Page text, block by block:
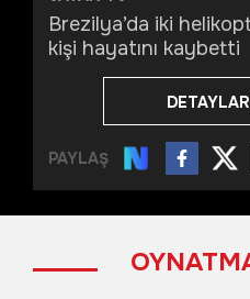
Brezilya’da iki
kişi hayatını kaybetti
PAYLAŞ